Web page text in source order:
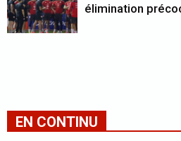
élimination
EN CONTINU